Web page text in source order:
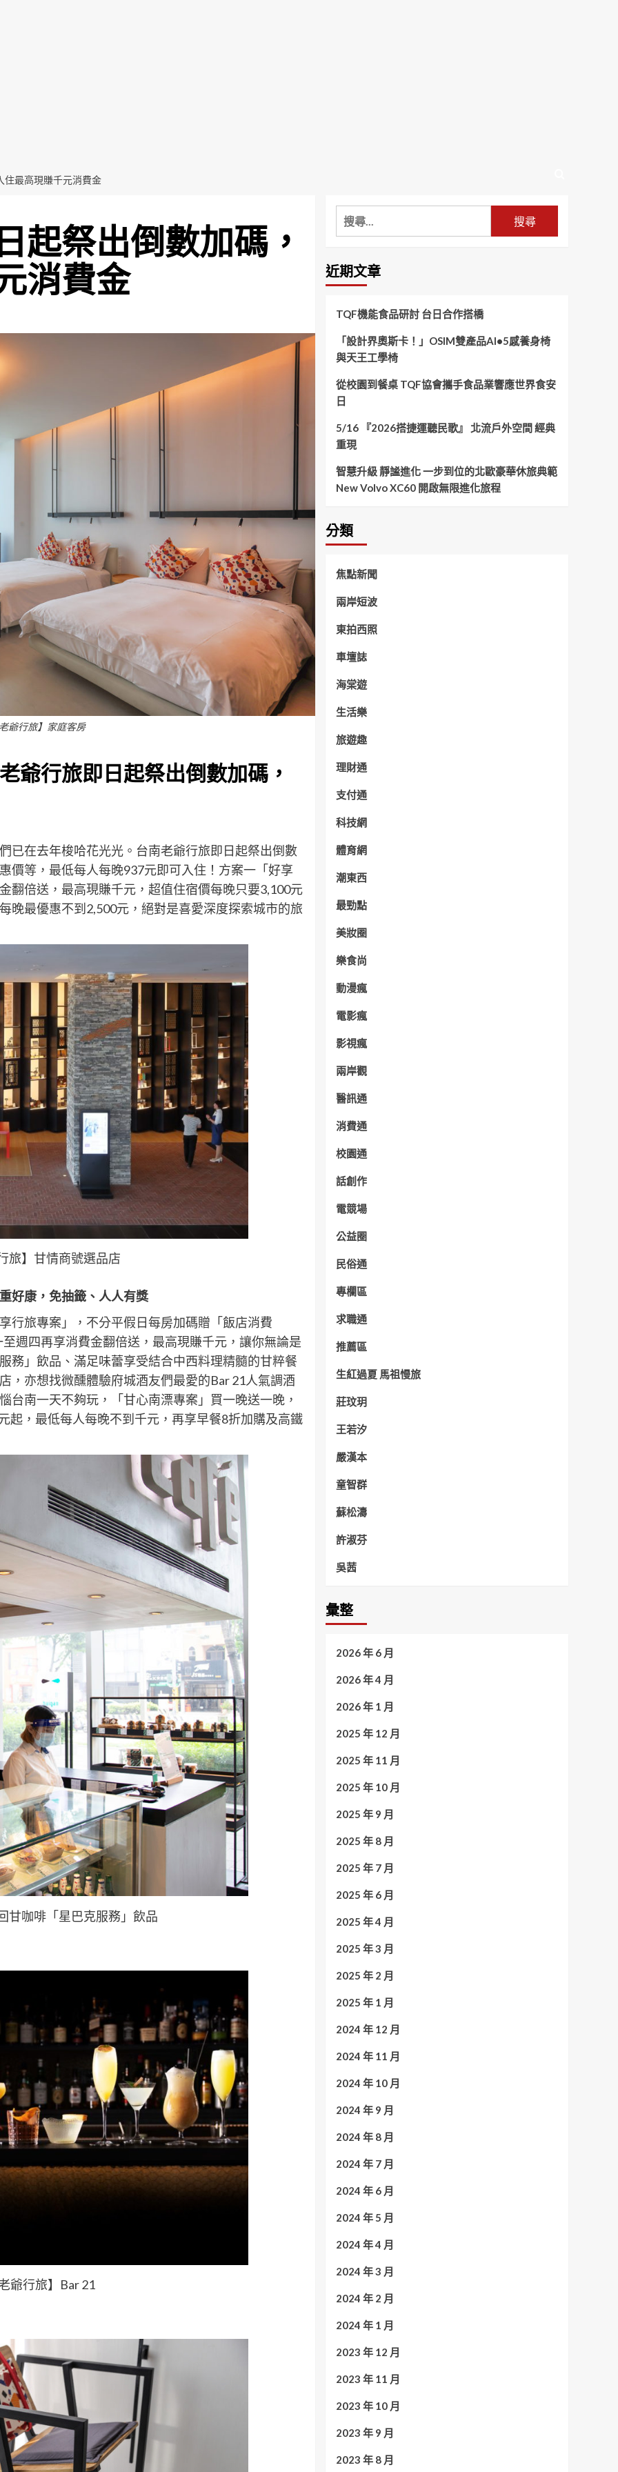
住最高現賺千元消費金
起祭出倒數加碼，
消費金
爺行旅】家庭客房
爺行旅即日起祭出倒數加碼，
已在去年梭哈花光光。台南老爺行旅即日起祭出倒數
價等，最低每人每晚937元即可入住！方案一「好享
翻倍送，最高現賺千元，超值住宿價每晚只要3,100元
晚最優惠不到2,500元，絕對是喜愛深度探索城市的旅
旅】甘情商號選品店
好康，免抽籤、人人有獎
行旅專案」，不分平假日每房加碼贈「飯店消費
週四再享消費金翻倍送，最高現賺千元，讓你無論是
務」飲品、滿足味蕾享受結合中西料理精髓的甘粹餐
，亦想找微醺體驗府城酒友們最愛的Bar 21人氣調酒
台南一天不夠玩，「甘心南漂專案」買一晚送一晚，
起，最低每人每晚不到千元，再享早餐8折加購及高鐵
甘咖啡「星巴克服務」飲品
爺行旅】Bar 21
搜
尋
鍵
字:
近期文章
TQF機能食品研討 台日合作搭橋
「設計界奧斯卡！」OSIM雙產品AI•5感養身椅
與天王工學椅
從校園到餐桌 TQF協會攜手食品業響應世界食安
日
5/16 『2026搭捷運聽民歌』 北流戶外空間 經典
重現
智慧升級 靜謐進化 一步到位的北歐豪華休旅典範
New Volvo XC60 開啟無限進化旅程
分類
焦點新聞
兩岸短波
東拍西照
車壇誌
海棠遊
生活樂
旅遊趣
理財通
支付通
科技網
體育網
潮東西
最勁點
美妝圈
樂食尚
動漫瘋
電影瘋
影視瘋
兩岸觀
醫訊通
消費通
校園通
話創作
電競場
公益圈
民俗通
專欄區
求職通
推薦區
生紅過夏 馬祖慢旅
莊玟玥
王若汐
嚴漢本
童智群
蘇松濤
許淑芬
吳茜
彙整
2026 年 6 月
2026 年 4 月
2026 年 1 月
2025 年 12 月
2025 年 11 月
2025 年 10 月
2025 年 9 月
2025 年 8 月
2025 年 7 月
2025 年 6 月
2025 年 4 月
2025 年 3 月
2025 年 2 月
2025 年 1 月
2024 年 12 月
2024 年 11 月
2024 年 10 月
2024 年 9 月
2024 年 8 月
2024 年 7 月
2024 年 6 月
2024 年 5 月
2024 年 4 月
2024 年 3 月
2024 年 2 月
2024 年 1 月
2023 年 12 月
2023 年 11 月
2023 年 10 月
2023 年 9 月
2023 年 8 月